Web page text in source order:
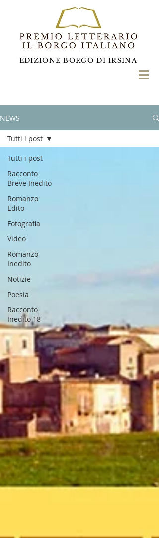
EDIZIONE BORGO DI IRSINA
NEWS
Tutti i post
Racconto
Breve Inedito
Romanzo
Edito
Fotografia
Video
Romanzo
Inedito
Notizie
Poesia
Racconto
Inedito 18
Tutti i post